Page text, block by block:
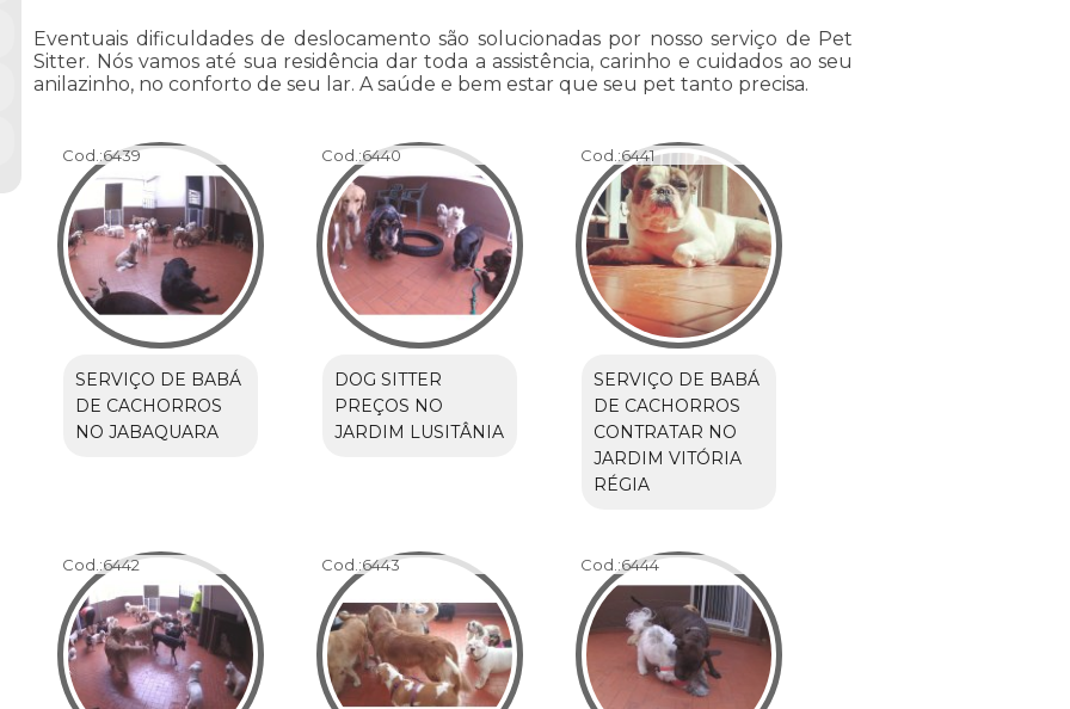
Eventuais dificuldades de deslocamento são solucionadas por nosso serviço de Pet
Sitter. Nós vamos até sua residência dar toda a assistência, carinho e cuidados ao seu
anilazinho, no conforto de seu lar. A saúde e bem estar que seu pet tanto precisa.
Cod.:6439
SERVIÇO DE BABÁ
DE CACHORROS
NO JABAQUARA
Cod.:6440
DOG SITTER
PREÇOS NO
JARDIM LUSITÂNIA
Cod.:6441
SERVIÇO DE BABÁ
DE CACHORROS
CONTRATAR NO
JARDIM VITÓRIA
RÉGIA
Cod.:6442 Cod.:6443 Cod.:6444